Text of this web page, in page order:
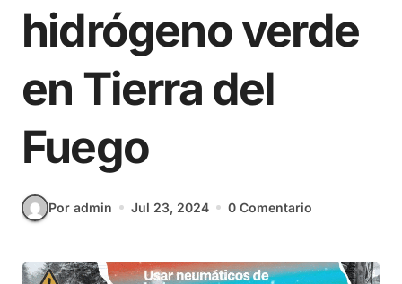
hidrógeno verde
en Tierra del
Fuego
Por admin Jul 23, 2024 0 Comentario